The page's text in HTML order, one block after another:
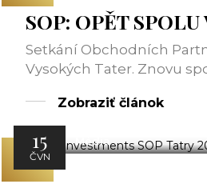
SOP: OPĚT
Setkání Obchodních
Vysokých Tater. Znovu
Zobraziť článok
15
ČVN
Média